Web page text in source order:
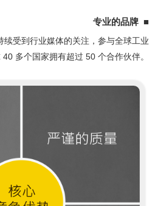
专业的品牌 ■
受到行业媒体的关注，参与全球工业
多个国家拥有超过 50 个合作伙伴。